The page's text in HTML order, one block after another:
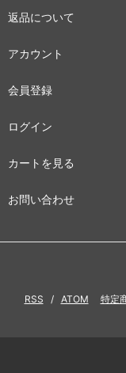
返品について
アカウント
会員登録
ログイン
カートを見る
お問い合わせ
RSS / ATOM 特定